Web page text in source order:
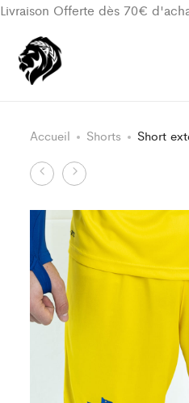
Livraison Offerte dès 70€
Accueil Shorts Short
Product
navigation
Bas
training
F.C.P.P
Short
F.C.P.P
Enfant